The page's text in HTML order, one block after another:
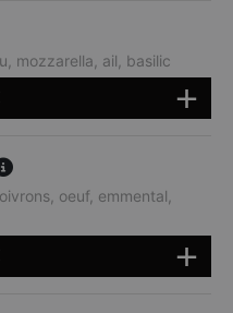
mozzarella, ail, basilic
oeuf, emmental,